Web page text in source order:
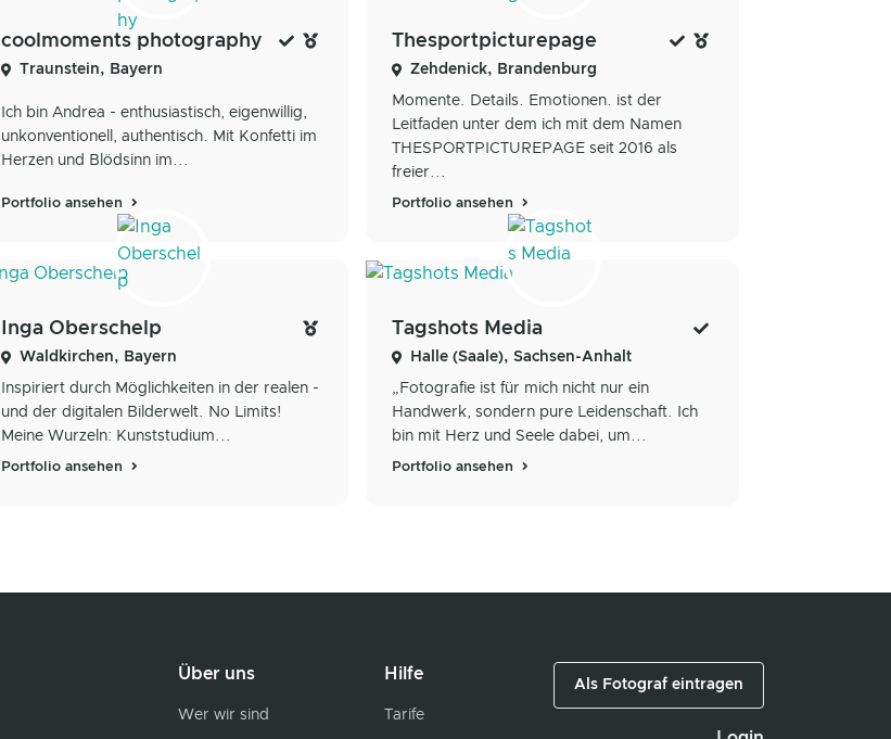
coolmoments photography
Traunstein, Bayern
Ich bin Andrea - enthusiastisch, eigenwillig,
unkonventionell, authentisch. Mit Konfetti im
Herzen und Blödsinn im...
Portfolio ansehen
Thesportpicturepage
Zehdenick, Brandenburg
Momente. Details. Emotionen. ist der
Leitfaden unter dem ich mit dem Namen
THESPORTPICTUREPAGE seit 2016 als
freier...
Portfolio ansehen
Inga Oberschelp
Waldkirchen, Bayern
Inspiriert durch Möglichkeiten in der realen -
und der digitalen Bilderwelt. No Limits!
Meine Wurzeln: Kunststudium...
Portfolio ansehen
Tagshots Media
Halle (Saale), Sachsen-Anhalt
„Fotografie ist für mich nicht nur ein
Handwerk, sondern pure Leidenschaft. Ich
bin mit Herz und Seele dabei, um...
Portfolio ansehen
Über uns
Wer wir sind
Hilfe
Tarife
Als Fotograf eintragen